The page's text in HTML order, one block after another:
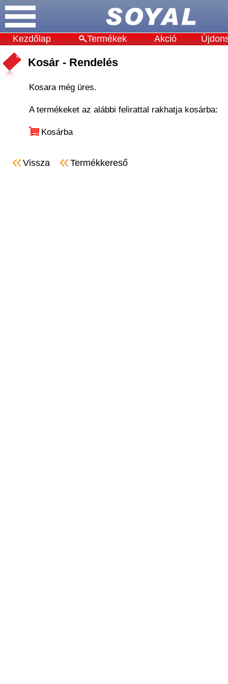
Kezdőlap Termékek Akció
Kosár - Rendelés
Kosara még üres.
A termékeket az alábbi felirattal rakhatja kosárba:
Kosárba
Vissza Termékkereső